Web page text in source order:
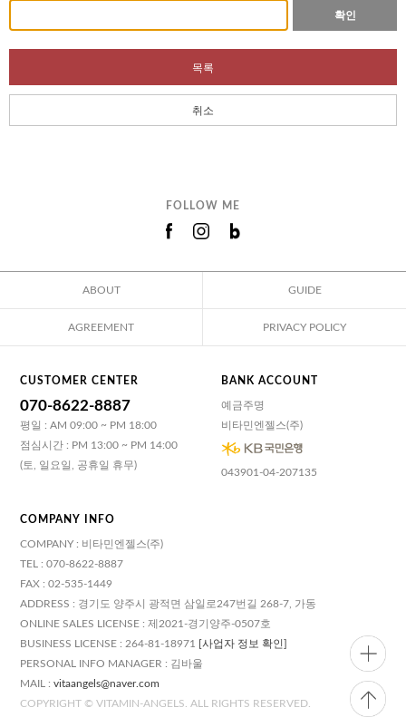
확인
목록
취소
FOLLOW ME
ABOUT GUIDE
AGREEMENT PRIVACY POLICY
CUSTOMER CENTER
070-8622-8887
평일 : AM 09:00 ~ PM 18:00
점심시간 : PM 13:00 ~ PM 14:00
(토, 일요일, 공휴일 휴무)
BANK ACCOUNT
예금주명
비타민엔젤스(주)
043901-04-207135
COMPANY INFO
COMPANY : 비타민엔젤스(주)
TEL : 070-8622-8887
FAX : 02-535-1449
ADDRESS : 경기도 양주시 광적면 삼일로247번길 268-7, 가동
ONLINE SALES LICENSE : 제2021-경기양주-0507호
BUSINESS LICENSE : 264-81-18971 [사업자 정보 확인]
PERSONAL INFO MANAGER : 김바울
MAIL :vitaangels@naver.com
COPYRIGHT © VITAMIN-ANGELS. ALL RIGHTS RESERVED.